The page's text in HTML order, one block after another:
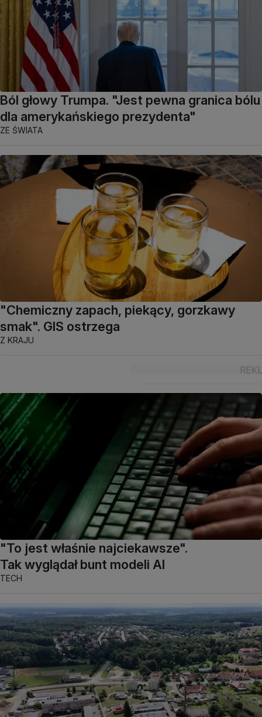
Ból głowy Trumpa. "Jest pewna granica bólu
dla amerykańskiego prezydenta"
ZE ŚWIATA
"Chemiczny zapach, piekący, gorzkawy
smak". GIS ostrzega
Z KRAJU
"To jest właśnie najciekawsze".
Tak wyglądał bunt modeli AI
TECH